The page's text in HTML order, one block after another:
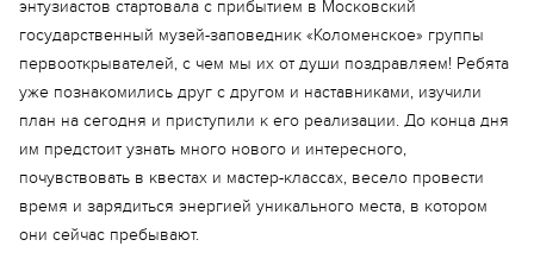
энтузиастов стартовала с прибытием в Московский
государственный музей-заповедник «Коломенское» группы
первооткрывателей, с чем мы их от души поздравляем! Ребята
уже познакомились друг с другом и наставниками, изучили
план на сегодня и приступили к его реализации. До конца дня
им предстоит узнать много нового и интересного,
почувствовать в квестах и мастер-классах, весело провести
время и зарядиться энергией уникального места, в котором
они сейчас пребывают.